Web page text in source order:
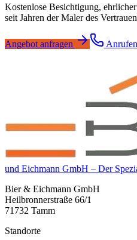
Kostenlose Besichtigung,
seit Jahren der Maler des
Angebot anfragen Anrufen
und Eichmann GmbH – Der
Bier & Eichmann GmbH
Heilbronnerstraße 66/1
71732 Tamm
Standorte